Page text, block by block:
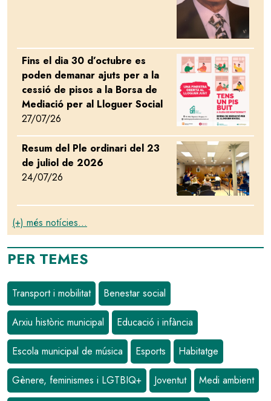
Fins el dia 30 d’octubre es
poden demanar ajuts per a la
cessió de pisos a la Borsa de
Mediació per al Lloguer Social
27/07/26
Image
Resum del Ple ordinari del 23
de juliol de 2026
24/07/26
Image
(+) més notícies...
PER TEMES
Transport i mobilitat Benestar social
Arxiu històric municipal Educació i infància
Escola municipal de música Esports Habitatge
Gènere, feminismes i LGTBIQ+ Joventut Medi ambient